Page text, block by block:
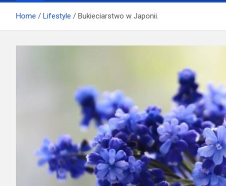
Home Lifestyle Bukieciarstwo w Japonii.